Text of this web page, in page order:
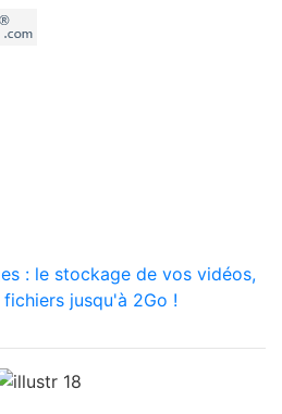
: le stockage de vos vidéos,
jusqu'à 2Go !